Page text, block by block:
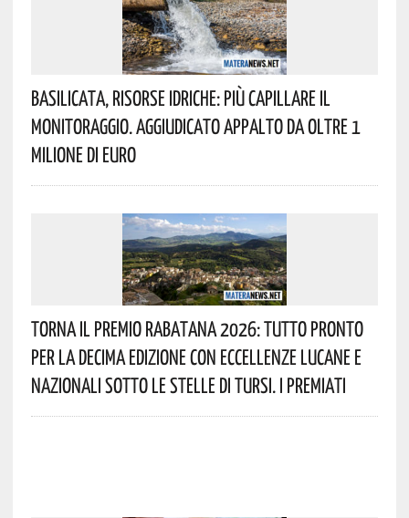
Basilicata, Risorse Idriche: Più Capillare Il
Monitoraggio. Aggiudicato Appalto Da Oltre 1
Milione Di Euro
Torna Il Premio Rabatana 2026: Tutto Pronto
Per La Decima Edizione Con Eccellenze Lucane E
Nazionali Sotto Le Stelle Di Tursi. I Premiati